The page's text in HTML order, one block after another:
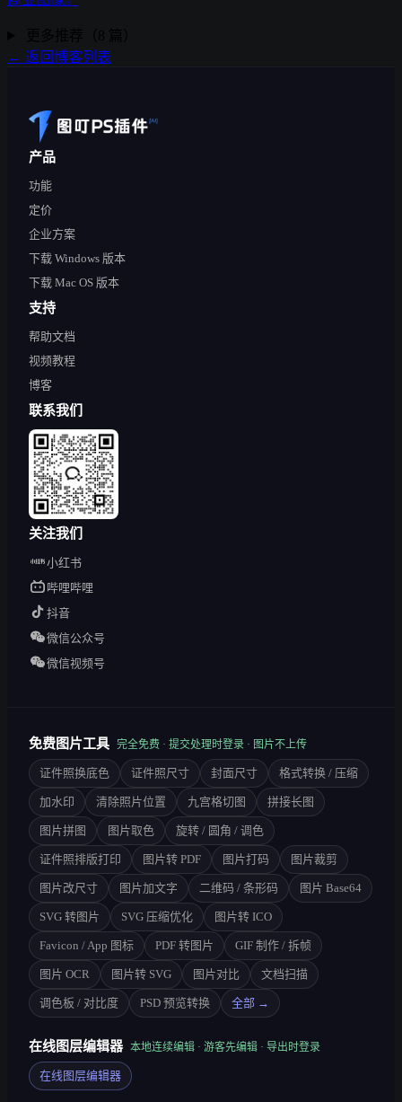
← 返回博客列表
产品
功能
定价
企业方案
下载 Windows 版本
下载 Mac OS 版本
支持
帮助文档
视频教程
博客
联系我们
关注我们
小红书
哔哩哔哩
抖音
微信公众号
微信视频号
免费图片工具 完全免费 · 提交处理时登录 · 图片不上传
证件照换底色 证件照尺寸 封面尺寸 格式转换 / 压缩
加水印 清除照片位置 九宫格切图 拼接长图
图片拼图 图片取色 旋转 / 圆角 / 调色
证件照排版打印 图片转 PDF 图片打码 图片裁剪
图片改尺寸 图片加文字 二维码 / 条形码 图片 Base64
SVG 转图片 SVG 压缩优化 图片转 ICO
Favicon / App 图标 PDF 转图片 GIF 制作 / 拆帧
图片 OCR 图片转 SVG 图片对比 文档扫描
调色板 / 对比度 PSD 预览转换 全部 →
在线图层编辑器 本地连续编辑 · 游客先编辑 · 导出时登录
在线图层编辑器